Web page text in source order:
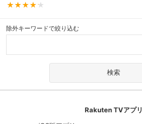
除外キーワードで絞り込む
Rakuten TVアプリ